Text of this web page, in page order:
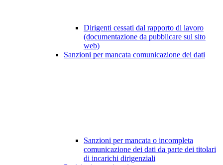
Dirigenti cessati dal rapporto di lavoro
(documentazione da pubblicare sul sito
web)
Sanzioni per mancata comunicazione dei dati
Sanzioni per mancata o incompleta
comunicazione dei dati da parte dei titolari
di incarichi dirigenziali